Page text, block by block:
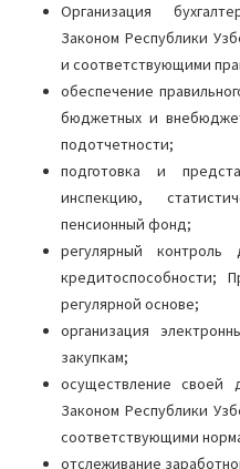
Организация
Законом Республики
и соответствующими
обеспечение
бюджетных и
подотчетности;
подготовка и
инспекцию,
пенсионный фонд;
регулярный контроль
кредитоспособности;
регулярной основе;
организация
закупкам;
осуществление своей
Законом Республики
соответствующими
отслеживание